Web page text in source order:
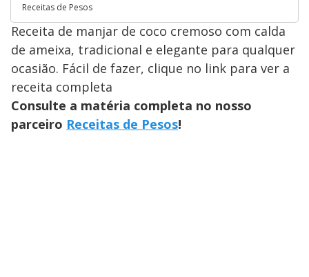
Receitas de Pesos
Receita de manjar de coco cremoso com calda
de ameixa, tradicional e elegante para qualquer
ocasião. Fácil de fazer, clique no link para ver a
receita completa
Consulte a matéria completa no nosso
parceiro Receitas de Pesos!